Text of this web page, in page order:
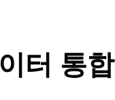
터 통합